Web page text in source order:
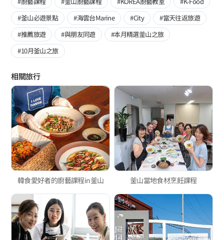
#釜山必遊景點
#海雲台Marine #City
#當天往返旅遊
#推薦旅遊
#與朋友同遊
#本月精選釜山之旅
#10月釜山之旅
相關旅行
韓食愛好者的廚藝課程in釜山 釜山當地食材烹飪課程